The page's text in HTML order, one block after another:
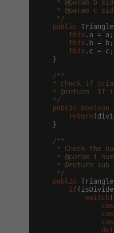
Marketing -30%
WordPress
SEO -30%
UX
Business
Kryptoměny
Copywriting -30%
MS Office
Google
Time management
Adobe Illustrator -
Adobe Lightroom
Adobe XD -15%
Adobe InDesign -25%
Adobe After Effects
Blender
Inkscape
Fotografování
* @param b
* @param c
     */
public
this .a = a;
this .b = b;
this .c = c;
    }
/**
* Check if
* @return  If
    */
public
boolean
return
    }
/**
* Check the
* @param i
* @return sub
     */
public
if
switch